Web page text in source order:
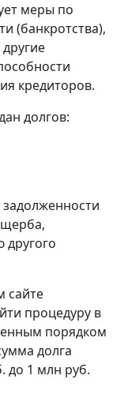
меры по
(банкротства),
кредиторов.
долгов:
сайте
процедуру в
порядком
долга
до 1 млн руб.